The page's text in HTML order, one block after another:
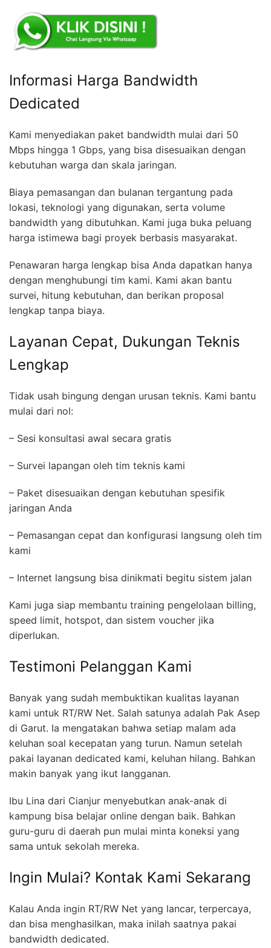
Informasi Harga Bandwidth
Dedicated
Kami menyediakan paket bandwidth mulai dari 50
Mbps hingga 1 Gbps, yang bisa disesuaikan dengan
kebutuhan warga dan skala jaringan.
Biaya pemasangan dan bulanan tergantung pada
lokasi, teknologi yang digunakan, serta volume
bandwidth yang dibutuhkan. Kami juga buka peluang
harga istimewa bagi proyek berbasis masyarakat.
Penawaran harga lengkap bisa Anda dapatkan hanya
dengan menghubungi tim kami. Kami akan bantu
survei, hitung kebutuhan, dan berikan proposal
lengkap tanpa biaya.
Layanan Cepat, Dukungan Teknis
Lengkap
Tidak usah bingung dengan urusan teknis. Kami bantu
mulai dari nol:
– Sesi konsultasi awal secara gratis
– Survei lapangan oleh tim teknis kami
– Paket disesuaikan dengan kebutuhan spesifik
jaringan Anda
– Pemasangan cepat dan konfigurasi langsung oleh tim
kami
– Internet langsung bisa dinikmati begitu sistem jalan
Kami juga siap membantu training pengelolaan billing,
speed limit, hotspot, dan sistem voucher jika
diperlukan.
Testimoni Pelanggan Kami
Banyak yang sudah membuktikan kualitas layanan
kami untuk RT/RW Net. Salah satunya adalah Pak Asep
di Garut. Ia mengatakan bahwa setiap malam ada
keluhan soal kecepatan yang turun. Namun setelah
pakai layanan dedicated kami, keluhan hilang. Bahkan
makin banyak yang ikut langganan.
Ibu Lina dari Cianjur menyebutkan anak-anak di
kampung bisa belajar online dengan baik. Bahkan
guru-guru di daerah pun mulai minta koneksi yang
sama untuk sekolah mereka.
Ingin Mulai? Kontak Kami Sekarang
Kalau Anda ingin RT/RW Net yang lancar, terpercaya,
dan bisa menghasilkan, maka inilah saatnya pakai
bandwidth dedicated.